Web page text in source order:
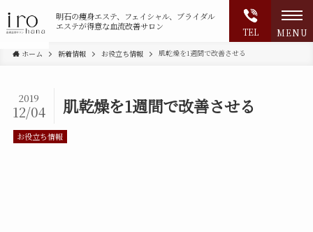
明石の痩身エステ、フェイシャル、ブライダル
エステが得意な血流改善サロン
TEL MENU
ホーム 新着情報 お役立ち情報 肌乾燥を1週間で改善させる
肌乾燥を1週間で改善させる
2019
12/04
お役立ち情報